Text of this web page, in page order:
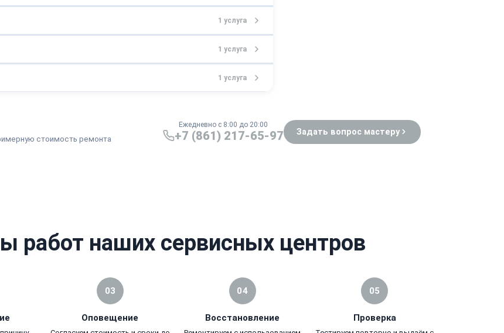
1 услуга
1 услуга
1 услуга
стоимость ремонта
Ежедневно с 8:00 до 20:00
+7 (861) 217-65-97 Задать вопрос мастеру
работ наших сервисных центров
03
Оповещение
04
Восстановление
05
Проверка